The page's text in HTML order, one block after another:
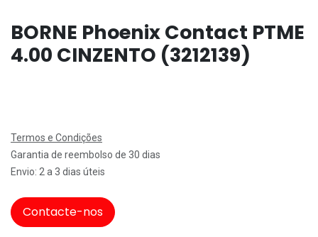
BORNE Phoenix Contact PTME
4.00 CINZENTO (3212139)
Termos e Condições
Garantia de reembolso de 30 dias
Envio: 2 a 3 dias úteis
Contacte-nos